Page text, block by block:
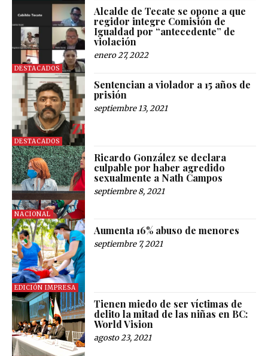
DESTACADOS
Alcalde de Tecate se opone a que
regidor integre Comisión de
Igualdad por “antecedente” de
violación
enero 27, 2022
DESTACADOS
Sentencian a violador a 15 años de
prisión
septiembre 13, 2021
NACIONAL
Ricardo González se declara
culpable por haber agredido
sexualmente a Nath Campos
septiembre 8, 2021
EDICIÓN IMPRESA
Aumenta 16% abuso de menores
septiembre 7, 2021
Tienen miedo de ser víctimas de
delito la mitad de las niñas en BC:
World Vision
agosto 23, 2021